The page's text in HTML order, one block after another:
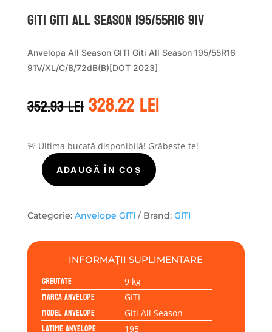
GITI GITI ALL SEASON 195/55R16 91V
Anvelopa All Season GITI Giti All Season 195/55R16
91V/XL/C/B/72dB(B)[DOT 2023]
352.93leiPrețul
inițial
fost:
352.93 lei.
328.22leiPrețul
curent
328.22 lei.
🚨 Ultima bucată disponibilă! Grăbește-te!
Cantitate
GITI
ALL
195/55R16
ADAUGĂ ÎN COȘ
Categorie: Anvelope GITI Brand: GITI
INFORMAȚII SUPLIMENTARE
Greutate 9 kg
Marca anvelope GITI
Model anvelope Giti All Season
Latime anvelope 195